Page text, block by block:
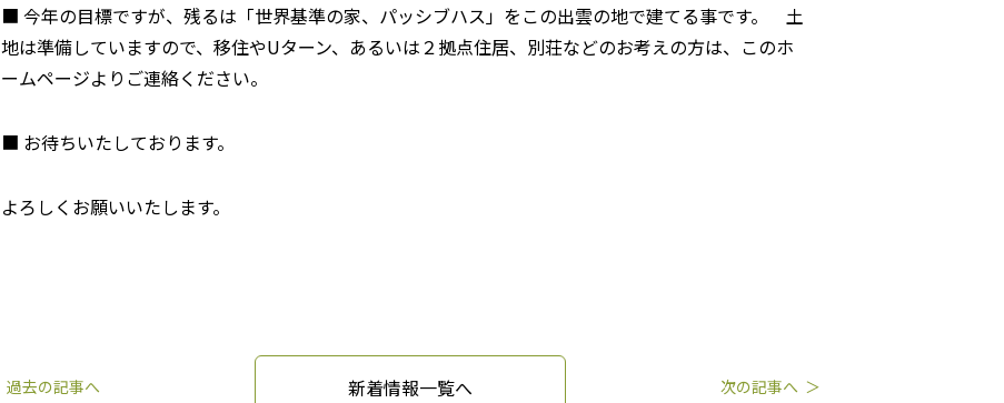
■ 今年の目標ですが、残るは「世界基準の家、パッシブハス」をこの出雲の地で建てる事です。 土
地は準備していますので、移住やUターン、あるいは２拠点住居、別荘などのお考えの方は、このホ
ームページよりご連絡ください。
■ お待ちいたしております。
よろしくお願いいたします。
過去の記事へ 次の記事へ
新着情報一覧へ